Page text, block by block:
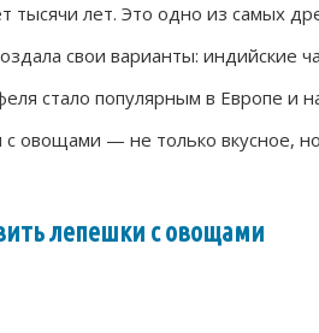
тысячи лет. Это одно из самых
свои варианты: индийские
стало популярным в Европе и
овощами — не только вкусное,
лепешки с овощами